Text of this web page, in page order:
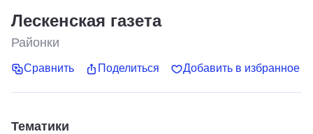
Лескенская газета
Районки
Сравнить Поделиться Добавить в избранное
Тематики